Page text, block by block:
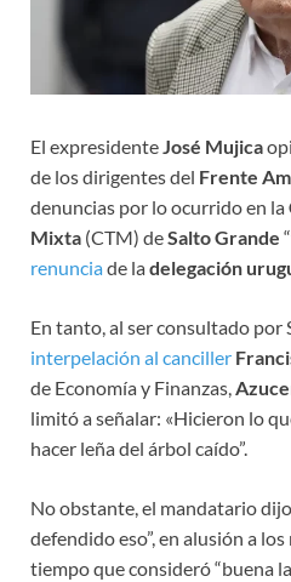
El expresidenteJosé Mujica
de los dirigentes del Frente
denuncias por lo ocurrido en la
Mixta (CTM) deSalto Grande
renunciade ladelegación
En tanto, al ser consultado por
interpelación al canciller
de Economía y Finanzas,
limitó a señalar: «Hicieron lo
hacer leña del árbol caído”.
No obstante, el mandatario
defendido eso”, en alusión a
tiempo que consideró “buena